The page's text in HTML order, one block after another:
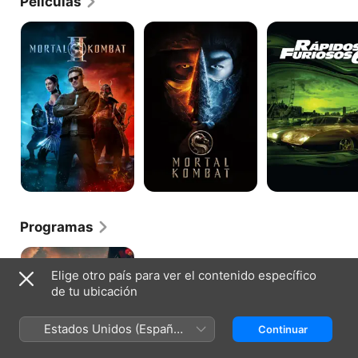
Mortal
Kombat
Mortal
Kombat
Rápidos
y
furiosos
6
Programas
Warrior
Elige otro país para ver el contenido específico
de tu ubicación
Estados Unidos (Español
México)
Continuar